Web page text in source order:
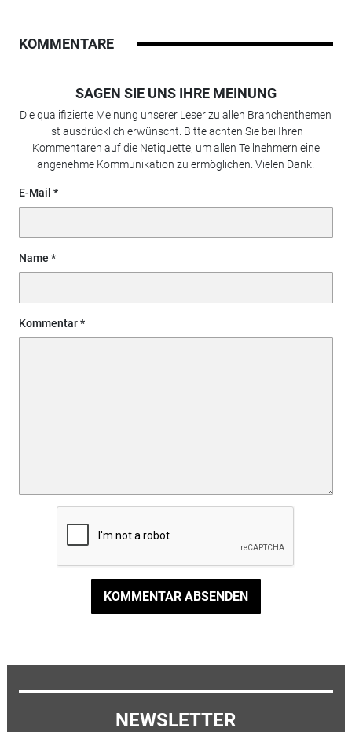
KOMMENTARE
SAGEN SIE UNS IHRE MEINUNG
Die qualifizierte Meinung unserer Leser zu allen Branchenthemen
ist ausdrücklich erwünscht. Bitte achten Sie bei Ihren
Kommentaren auf die Netiquette, um allen Teilnehmern eine
angenehme Kommunikation zu ermöglichen. Vielen Dank!
E-Mail
Name
Kommentar
KOMMENTAR ABSENDEN
NEWSLETTER